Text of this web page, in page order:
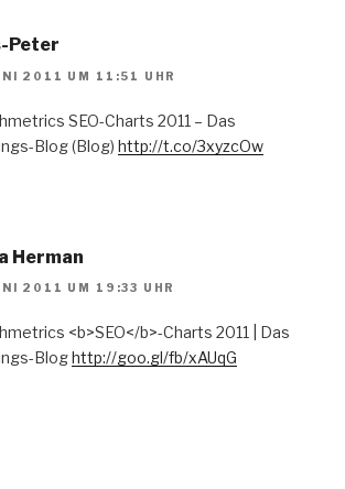
Peter
2011 UM 11:51 UHR
SEO-Charts 2011 – Das
Blog (Blog) http://t.co/3xyzcOw
Herman
2011 UM 19:33 UHR
<b>SEO</b>-Charts 2011 | Das
Bloghttp://goo.gl/fb/xAUqG